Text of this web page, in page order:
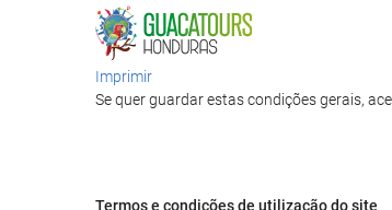
Imprimir
Se quer guardar estas condições gerais,
Termos e condições de utilização do site